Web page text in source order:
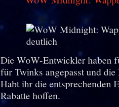
Die WoW-Entwickler haben
für Twinks angepasst und
Habt ihr die entsprechenden
Rabatte hoffen.